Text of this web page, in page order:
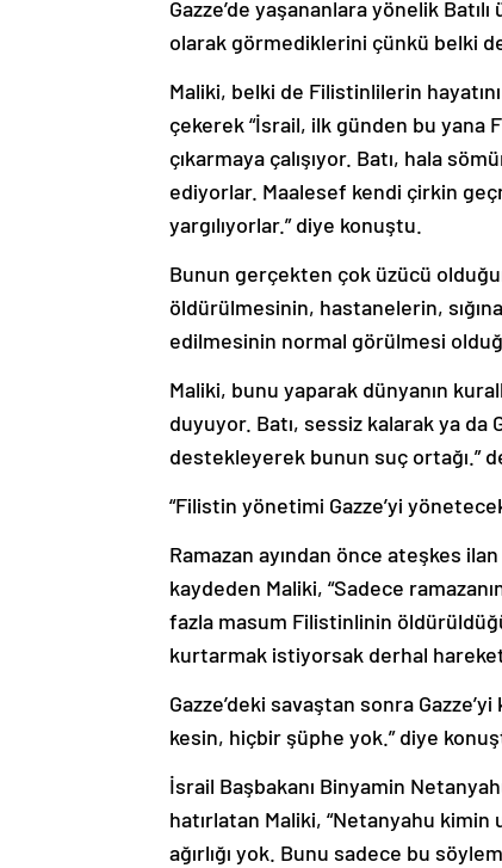
Gazze’de yaşananlara yönelik
olarak görmediklerini çünkü belki
Maliki, belki de Filistinlilerin
çekerek “İsrail, ilk günden bu yana
çıkarmaya çalışıyor. Batı, hala
ediyorlar. Maalesef kendi çirkin
yargılıyorlar.” diye konuştu.
Bunun gerçekten çok üzücü
öldürülmesinin, hastanelerin,
edilmesinin normal görülmesi
Maliki, bunu yaparak dünyanın
duyuyor. Batı, sessiz kalarak ya da
destekleyerek bunun suç ortağı.”
“Filistin yönetimi Gazze’yi
Ramazan ayından önce ateşkes
kaydeden Maliki, “Sadece
fazla masum Filistinlinin
kurtarmak istiyorsak derhal
Gazze’deki savaştan sonra
kesin, hiçbir şüphe yok.” diye
İsrail Başbakanı Binyamin
hatırlatan Maliki, “Netanyahu
ağırlığı yok. Bunu sadece bu